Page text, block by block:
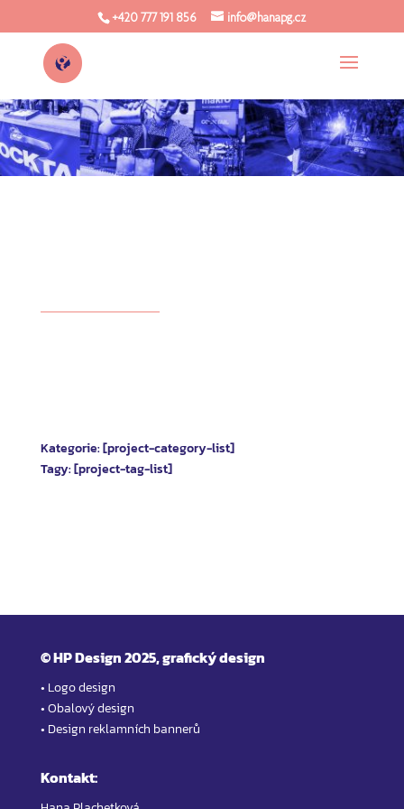
+420 777 191 856 info@hanapg.cz
Kategorie: [project-category-list]
Tagy:[project-tag-list]
©HP Design 2025, grafický design
• Logo design
• Obalový design
• Design reklamních bannerů
Kontakt: